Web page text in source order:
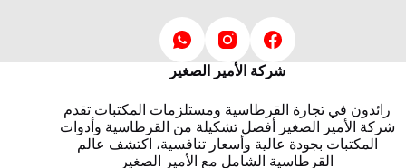
شركة الأمير الصغير
رائدون في تجارة القرطاسية ومستلزمات المكتبات تقدم
شركة الأمير الصغير أفضل تشكيلة من القرطاسية وأدوات
المكتبات بجودة عالية وأسعار تنافسية، اكتشف عالم
القرطاسية الشامل مع الأمير الصغير